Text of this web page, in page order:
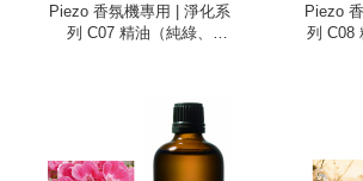
Piezo 香氛機專用 | 淨化系
列 C07 精油（純綠、
Piezo
列 C08